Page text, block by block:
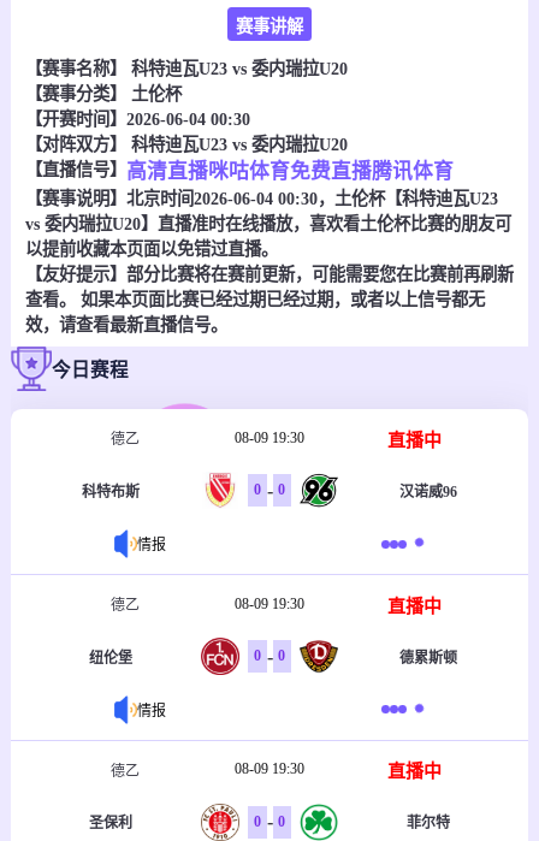
赛事讲解
【赛事名称】 科特迪瓦U23 vs 委内瑞拉U20
【赛事分类】 土伦杯
【开赛时间】2026-06-04 00:30
【对阵双方】 科特迪瓦U23 vs 委内瑞拉U20
【直播信号】 高清直播咪咕体育免费直播腾讯体育
【赛事说明】北京时间2026-06-04 00:30，土伦杯【科特迪瓦U23
vs 委内瑞拉U20】直播准时在线播放，喜欢看土伦杯比赛的朋友可
以提前收藏本页面以免错过直播。
【友好提示】部分比赛将在赛前更新，可能需要您在比赛前再刷新
查看。 如果本页面比赛已经过期已经过期，或者以上信号都无
效，请查看最新直播信号。
今日赛程
德乙 08-09 19:30 直播中
科特布斯 0 - 0 汉诺威96
情报
德乙 08-09 19:30 直播中
纽伦堡 0 - 0 德累斯顿
情报
德乙 08-09 19:30 直播中
圣保利 0 - 0 菲尔特